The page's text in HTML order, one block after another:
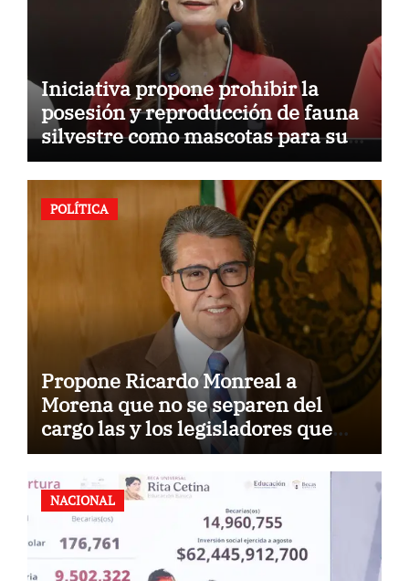
Iniciativa propone prohibir la
posesión y reproducción de fauna
silvestre como mascotas para su
comercialización
POLÍTICA
Propone Ricardo Monreal a
Morena que no se separen del
cargo las y los legisladores que
quieren reelegirse
NACIONAL